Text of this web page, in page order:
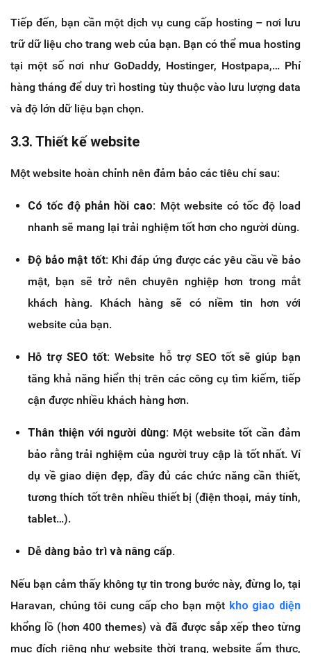
Tiếp đến, bạn cần một dịch vụ cung cấp hosting – nơi lưu
trữ dữ liệu cho trang web của bạn. Bạn có thể mua hosting
tại một số nơi như GoDaddy, Hostinger, Hostpapa,… Phí
hàng tháng để duy trì hosting tùy thuộc vào lưu lượng data
và độ lớn dữ liệu bạn chọn.
3.3. Thiết kế website
Một website hoàn chỉnh nên đảm bảo các tiêu chí sau:
Có tốc độ phản hồi cao: Một website có tốc độ load
nhanh sẽ mang lại trải nghiệm tốt hơn cho người dùng.
Độ bảo mật tốt: Khi đáp ứng được các yêu cầu về bảo
mật, bạn sẽ trở nên chuyên nghiệp hơn trong mắt
khách hàng. Khách hàng sẽ có niềm tin hơn với
website của bạn.
Hỗ trợ SEO tốt:Website hỗ trợ SEO tốt sẽ giúp bạn
tăng khả năng hiển thị trên các công cụ tìm kiếm, tiếp
cận được nhiều khách hàng hơn.
Thân thiện với người dùng: Một website tốt cần đảm
bảo rằng trải nghiệm của người truy cập là tốt nhất. Ví
dụ về giao diện đẹp, đầy đủ các chức năng cần thiết,
tương thích tốt trên nhiều thiết bị (điện thoại, máy tính,
tablet…).
Dễ dàng bảo trì và nâng cấp.
Nếu bạn cảm thấy không tự tin trong bước này, đừng lo, tại
Haravan, chúng tôi cung cấp cho bạn một kho giao diện
khổng lồ (hơn 400 themes) và đã được sắp xếp theo từng
mục đích riêng như website thời trang, website ẩm thực,